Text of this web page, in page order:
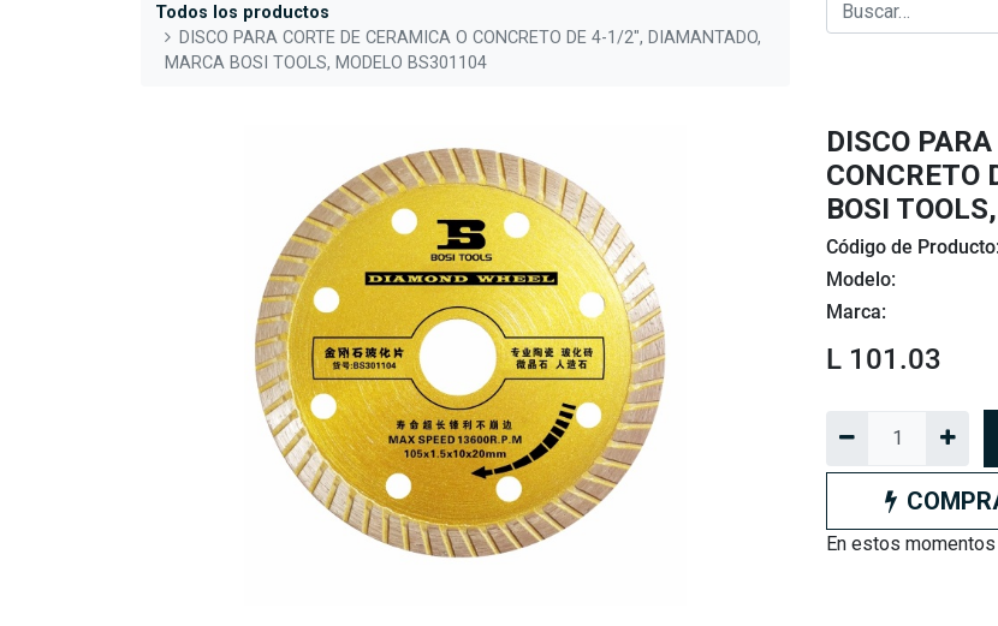
Todos los productos
DISCO PARA CORTE DE CERAMICA O CONCRETO DE 4-1/2", DIAMANTADO,
MARCA BOSI TOOLS, MODELO BS301104
DISCO
CONCRETO
BOSI
Código de Producto:
Modelo:
Marca:
L 101.03
En estos